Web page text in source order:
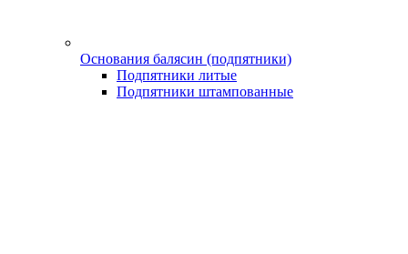
Основания балясин (подпятники)
Подпятники литые
Подпятники штампованные